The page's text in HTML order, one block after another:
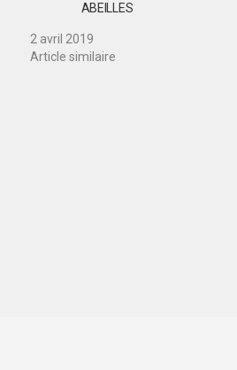
ABEILLES
2 avril 2019
Article similaire